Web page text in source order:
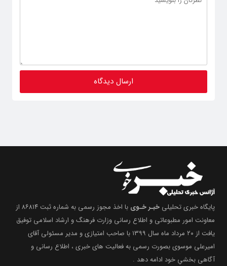
پایگاه خبری تحلیلی خبـر خـوی
با اخذ مجوز رسمی به شماره ثبت ۸۶۸۱۴ از
معاونت امور مطبوعاتی و اطلاع رسانی وزارت فرهنگ و ارشاد اسلامی توفیق
یافت از ۲۰ مرداد ماه سال ۱۳۹۹ با صاحب امتیازی و مدیر مسئولی آقای
امیرعلی موسوی بصورت رسمی به فعالیت های خبری ، اطلاع رسانی و
آگاهی بخشیِ خود ادامه دهد .